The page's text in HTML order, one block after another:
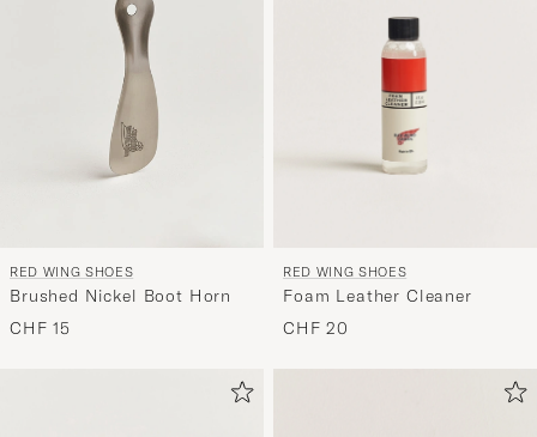
RED WING SHOES
Brushed Nickel Boot Horn
CHF 15
RED WING SHOES
Foam Leather Cleaner
CHF 20